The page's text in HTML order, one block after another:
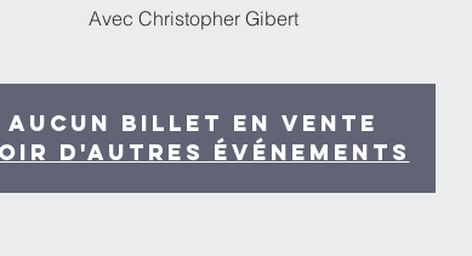
Avec Christopher Gibert
Aucun billet en vente
d'autres événements